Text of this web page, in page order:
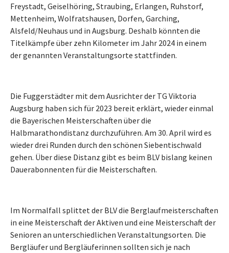
Freystadt, Geiselhöring, Straubing, Erlangen, Ruhstorf,
Mettenheim, Wolfratshausen, Dorfen, Garching,
Alsfeld/Neuhaus und in Augsburg. Deshalb könnten die
Titelkämpfe über zehn Kilometer im Jahr 2024 in einem
der genannten Veranstaltungsorte stattfinden.
Die Fuggerstädter mit dem Ausrichter der TG Viktoria
Augsburg haben sich für 2023 bereit erklärt, wieder einmal
die Bayerischen Meisterschaften über die
Halbmarathondistanz durchzuführen. Am 30. April wird es
wieder drei Runden durch den schönen Siebentischwald
gehen. Über diese Distanz gibt es beim BLV bislang keinen
Dauerabonnenten für die Meisterschaften.
Im Normalfall splittet der BLV die Berglaufmeisterschaften
in eine Meisterschaft der Aktiven und eine Meisterschaft der
Senioren an unterschiedlichen Veranstaltungsorten. Die
Bergläufer und Bergläuferinnen sollten sich je nach